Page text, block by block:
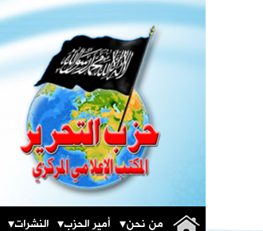
من نحن أمير الحزب النشرات